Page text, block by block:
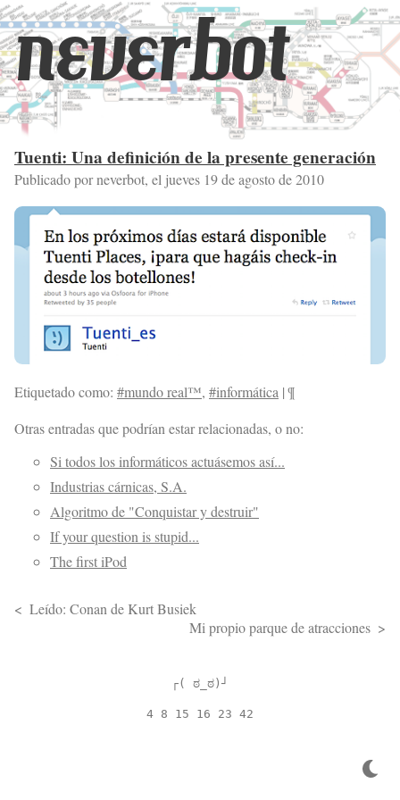
neverbot
Tuenti: Una definición de la presente generación
Publicado por neverbot, el jueves 19 de agosto de 2010
Etiquetado como: #mundo real™, #informática |¶
Otras entradas que podrían estar relacionadas, o no:
Si todos los informáticos actuásemos así...
Industrias cárnicas, S.A.
Algoritmo de "Conquistar y destruir"
If your question is stupid...
The first iPod
Leído: Conan de Kurt Busiek
Mi propio parque de atracciones
┌( ಠ_ಠ)┘
4 8 15 16 23 42